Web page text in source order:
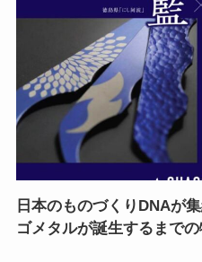
日本のものづくりDNAが
ゴメタルが誕生するまで